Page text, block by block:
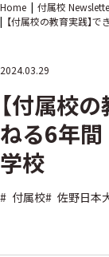
Home
付属校
【付属校の教育実践】
2024.03.29
【付属校
ねる6年
学校
# 付属校# 佐野日本